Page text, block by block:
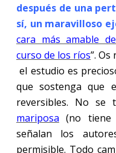
después de una
sí, un maravilloso
cara más amable
curso de los ríos”.
el estudio es
que sostenga que
reversibles. No se
mariposa (no tiene
señalan los
permisible. Todo